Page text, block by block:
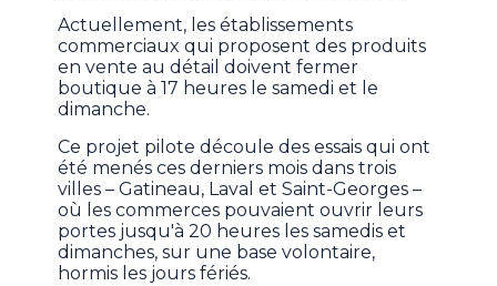
Actuellement, les établissements
commerciaux qui proposent des produits
en vente au détail doivent fermer
boutique à 17 heures le samedi et le
dimanche.
Ce projet pilote découle des essais qui ont
été menés ces derniers mois dans trois
villes – Gatineau, Laval et Saint-Georges –
où les commerces pouvaient ouvrir leurs
portes jusqu'à 20 heures les samedis et
dimanches, sur une base volontaire,
hormis les jours fériés.